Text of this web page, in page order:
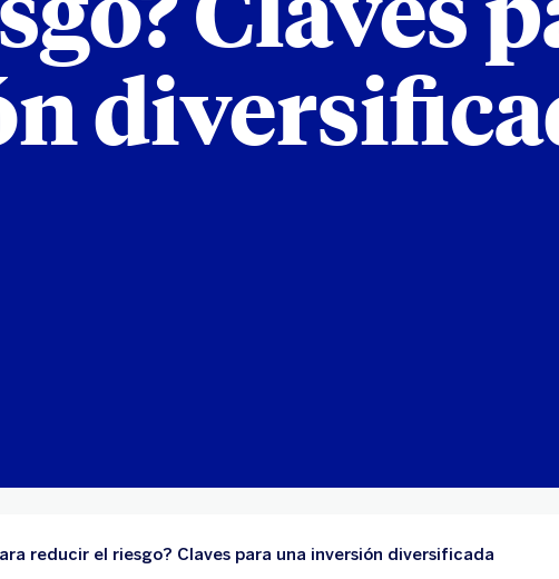
reducir el riesgo? Claves para una inversión diversificada